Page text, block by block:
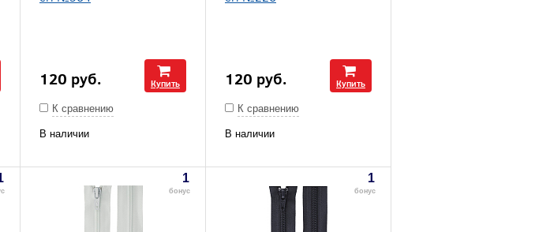
120 руб. Купить
К сравнению
В наличии
120 руб. Купить
К сравнению
В наличии
1
бонус
1
бонус